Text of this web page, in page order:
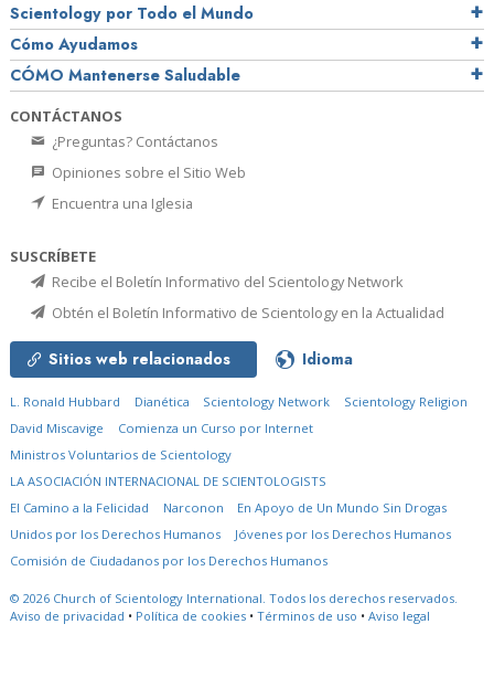
Scientology por Todo el Mundo
Cómo Ayudamos
CÓMO Mantenerse Saludable
CONTÁCTANOS
¿Preguntas? Contáctanos
Opiniones sobre el Sitio Web
Encuentra una Iglesia
SUSCRÍBETE
Recibe el Boletín Informativo del Scientology Network
Obtén el Boletín Informativo de Scientology en la Actualidad
Sitios web relacionados Idioma
L. Ronald Hubbard Dianética Scientology Network
Scientology Religion
David Miscavige
Comienza un Curso por Internet
Ministros Voluntarios de Scientology
LA ASOCIACIÓN INTERNACIONAL DE SCIENTOLOGISTS
El Camino a la Felicidad
Narconon
En Apoyo de Un Mundo Sin Drogas
Unidos por los Derechos Humanos
Jóvenes por los Derechos Humanos
Comisión de Ciudadanos por los Derechos Humanos
© 2026 Church of Scientology International. Todos los derechos reservados.
Aviso de privacidad • Política de cookies • Términos de uso • Aviso legal